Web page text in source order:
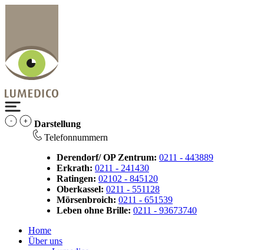
Darstellung
Telefonnummern
Derendorf/ OP Zentrum: 0211 - 443889
Erkrath: 0211 - 241430
Ratingen: 02102 - 845120
Oberkassel: 0211 - 551128
Mörsenbroich: 0211 - 651539
Leben ohne Brille: 0211 - 93673740
Home
Über uns